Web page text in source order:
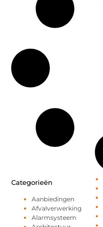
Categorieën
Aanbiedingen
Afvalverwerking
Alarmsysteem